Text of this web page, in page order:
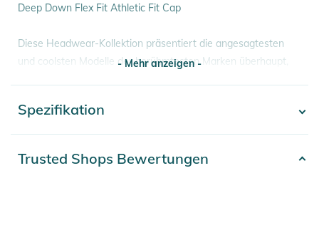
Deep Down Flex Fit Athletic Fit Cap
Diese Headwear-Kollektion präsentiert die angesagtesten
und coolsten Modelle der berühmtesten Marken überhaupt,
Eigenschaften:
- Material: Polyacryl/Wollmischung
- Tiefe: Flach
- Mehr anzeigen -
Spezifikation
Trusted Shops Bewertungen